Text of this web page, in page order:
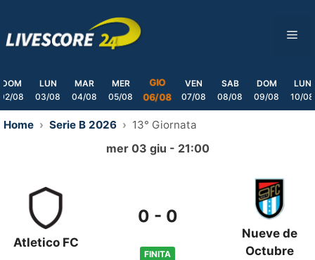
content
DOM
02/08
LUN
03/08
MAR
04/08
MER
05/08
GIO
06/08
VEN
07/08
SAB
08/08
DOM
09/08
LUN
10/08
Home Serie B 2026 13° Giornata
mer 03 giu - 21:00
Atletico FC
0 - 0
FINITA
Nueve de
Octubre